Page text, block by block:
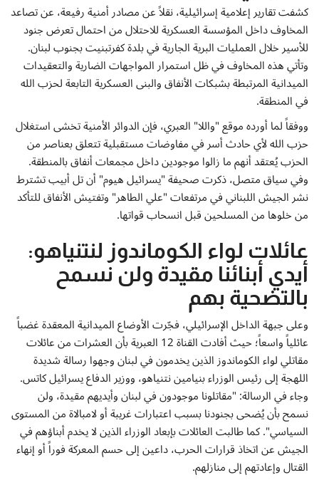
رئيس التحرير
إتصل بنا
كشفت تقارير إعلامية إسرائيلية، نقلاً عن مصادر أمنية رفيعة، عن تصاعد
المخاوف داخل المؤسسة العسكرية للاحتلال من احتمال تعرض جنود
للأسير خلال العمليات البرية الجارية في بلدة كفرتبنيت بجنوب لبنان.
وتأتي هذه المخاوف في ظل استمرار المواجهات الضارية والتعقيدات
الميدانية المرتبطة بشبكات الأنفاق والبنى العسكرية التابعة لحزب الله
في المنطقة.
ووفقاً لما أورده موقع "واللا" العبري، فإن الدوائر الأمنية تخشى استغلال
حزب الله لأي حادث أسر في مفاوضات مستقبلية تتعلق بعناصر من
الحزب يُعتقد أنهم ما زالوا موجودين داخل مجمعات أنفاق بالمنطقة.
وفي سياق متصل، ذكرت صحيفة "يسرائيل هيوم" أن تل أبيب تشترط
نشر الجيش اللبناني في مرتفعات "علي الطاهر" وتفتيش الأنفاق للتأكد
من خلوها من المسلحين قبل انسحاب قواتها.
عائلات لواء الكوماندوز لنتنياهو:
أيدي أبنائنا مقيدة ولن نسمح
بالتضحية بهم
وعلى جبهة الداخل الإسرائيلي، فجّرت الأوضاع الميدانية المعقدة غضباً
عائلياً واسعاً؛ حيث أفادت القناة 12 العبرية بأن العشرات من عائلات
مقاتلي لواء الكوماندوز الذين يخدمون في لبنان وجهوا رسالة شديدة
اللهجة إلى رئيس الوزراء بنيامين نتنياهو، ووزير الدفاع يسرائيل كاتس.
وجاء في الرسالة: "مقاتلونا موجودون في لبنان وأيديهم مقيدة، ولن
نسمح بأن يُضحى بجنودنا بسبب اعتبارات غريبة أو لامبالاة من المستوى
السياسي". كما طالبت العائلات بإبعاد الوزراء الذين لا يخدم أبناؤهم في
الجيش عن اتخاذ قرارات الحرب، داعين إلى حسم المعركة فوراً أو إنهاء
القتال وإعادتهم إلى منازلهم.